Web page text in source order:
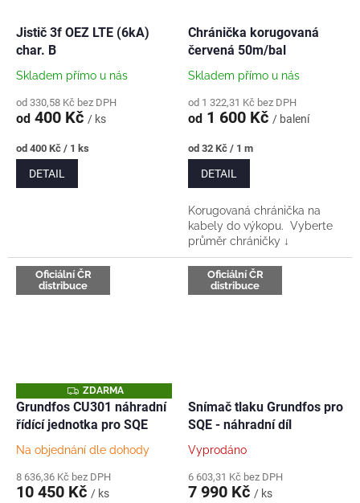
Jistič 3f OEZ LTE (6kA)
char. B
Skladem přímo u nás
od 330,58 Kč bez DPH
od 400 Kč / ks
Měrná
cena:
od 400 Kč / 1 ks
DETAIL
Chránička korugovaná
červená 50m/bal
Skladem přímo u nás
od 1 322,31 Kč bez DPH
od 1 600 Kč / balení
Měrná
cena:
od 32 Kč / 1 m
DETAIL
Korugovaná chránička na
kabely do výkopu. Vyberte
průměr chráničky ↓
Oficiální ČR
distribuce
Z
D
A
R
A
ZDARMA
Grundfos CU301 náhradní
řídící jednotka pro SQE
Na objednání dle dohody
8 636,36 Kč bez DPH
10 450 Kč / ks
Oficiální ČR
distribuce
Snímač tlaku Grundfos pro
SQE - náhradní díl
Vyprodáno
6 603,31 Kč bez DPH
7 990 Kč / ks